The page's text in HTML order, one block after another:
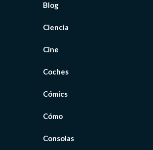
Blog
Ciencia
Cine
Coches
Cómics
Cómo
Consolas